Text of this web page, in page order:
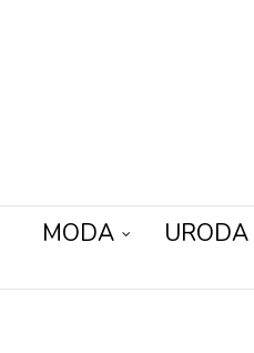
MODA URODA